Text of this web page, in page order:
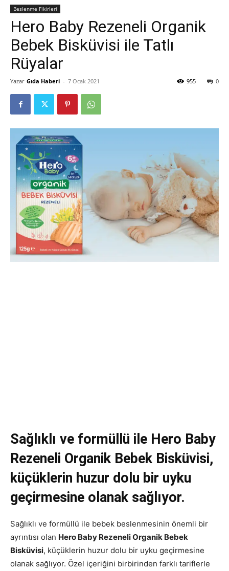
Beslenme Fikirleri
Hero Baby Rezeneli Organik
Bebek Bisküvisi ile Tatlı
Rüyalar
Yazar Gıda Haberi - 7 Ocak 2021 0
955
Sağlıklı ve formüllü ile Hero Baby
Rezeneli Organik Bebek Bisküvisi,
küçüklerin huzur dolu bir uyku
geçirmesine olanak sağlıyor.
Sağlıklı ve formüllü ile bebek beslenmesinin önemli bir
ayrıntısı olan Hero Baby Rezeneli Organik Bebek
Bisküvisi, küçüklerin huzur dolu bir uyku geçirmesine
olanak sağlıyor. Özel içeriğini birbirinden farklı tariflerle